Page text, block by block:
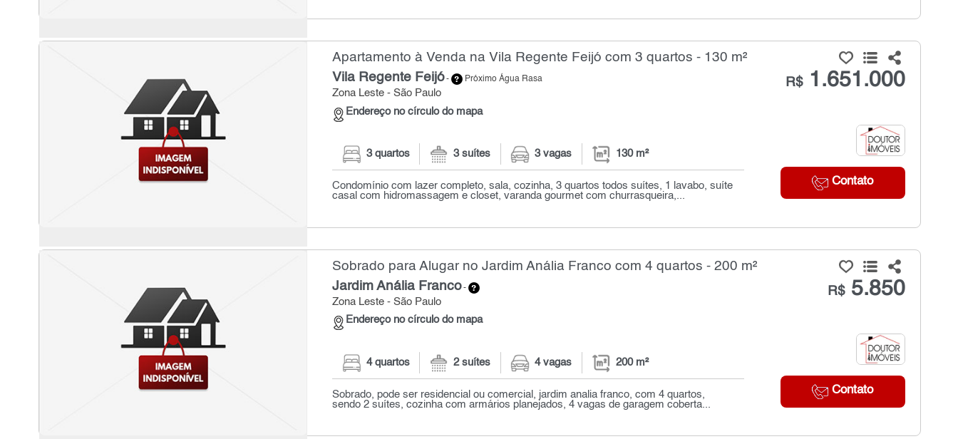
Apartamento à Venda na Vila Regente Feijó com 3 quartos - 130 m²
Vila Regente Feijó- Próximo Água Rasa
Zona Leste - São Paulo
Endereço no círculo do mapa
R$1.651.000
Contato
3 quartos 3 suítes 3 vagas 130 m²
Condomínio com lazer completo, sala, cozinha, 3 quartos todos suítes, 1 lavabo, suíte
casal com hidromassagem e closet, varanda gourmet com churrasqueira,...
Sobrado para Alugar no Jardim Anália Franco com 4 quartos - 200 m²
Jardim Anália Franco-
Zona Leste - São Paulo
Endereço no círculo do mapa
R$5.850
Contato
4 quartos 2 suítes 4 vagas 200 m²
Sobrado, pode ser residencial ou comercial, jardim analia franco, com 4 quartos,
sendo 2 suítes, cozinha com armários planejados, 4 vagas de garagem coberta...